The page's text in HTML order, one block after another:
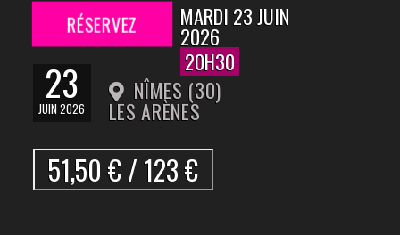
RÉSERVEZ
23
JUIN 2026
MARDI 23 JUIN
2026
20H30
NÎMES (30)
LES ARÈNES
51,50 € / 123 €